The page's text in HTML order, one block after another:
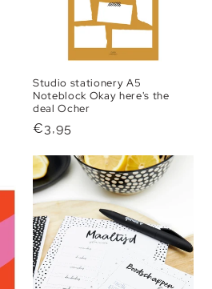
Studio stationery A5
Noteblock Okay here's the
deal Ocher
Normale
€3,95